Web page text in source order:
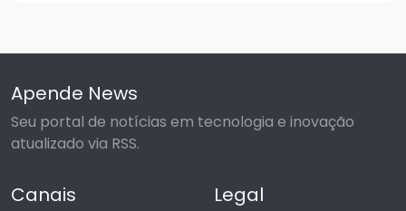
Apende News
Seu portal de notícias em tecnologia e inovação
atualizado via RSS.
Canais Legal